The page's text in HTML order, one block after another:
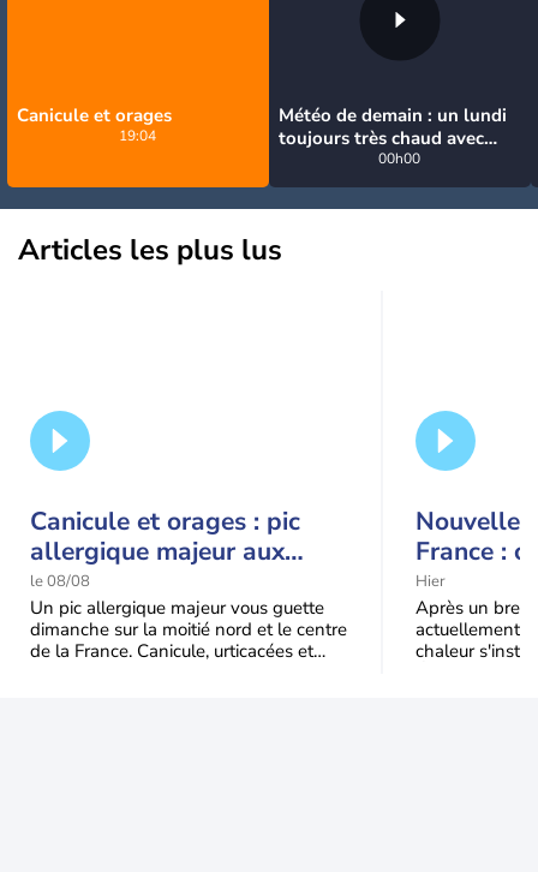
Canicule et orages
19:04
Météo de demain : un lundi
toujours très chaud avec
quelques orages
00h00
Articles les plus lus
Canicule et orages : pic
allergique majeur aux
urticacées sur la moitié
nord
le 08/08
Un pic allergique majeur vous guette
dimanche sur la moitié nord et le centre
de la France. Canicule, urticacées et
Nouvelle
France :
Hier
Après un bref
actuellement,
chaleur